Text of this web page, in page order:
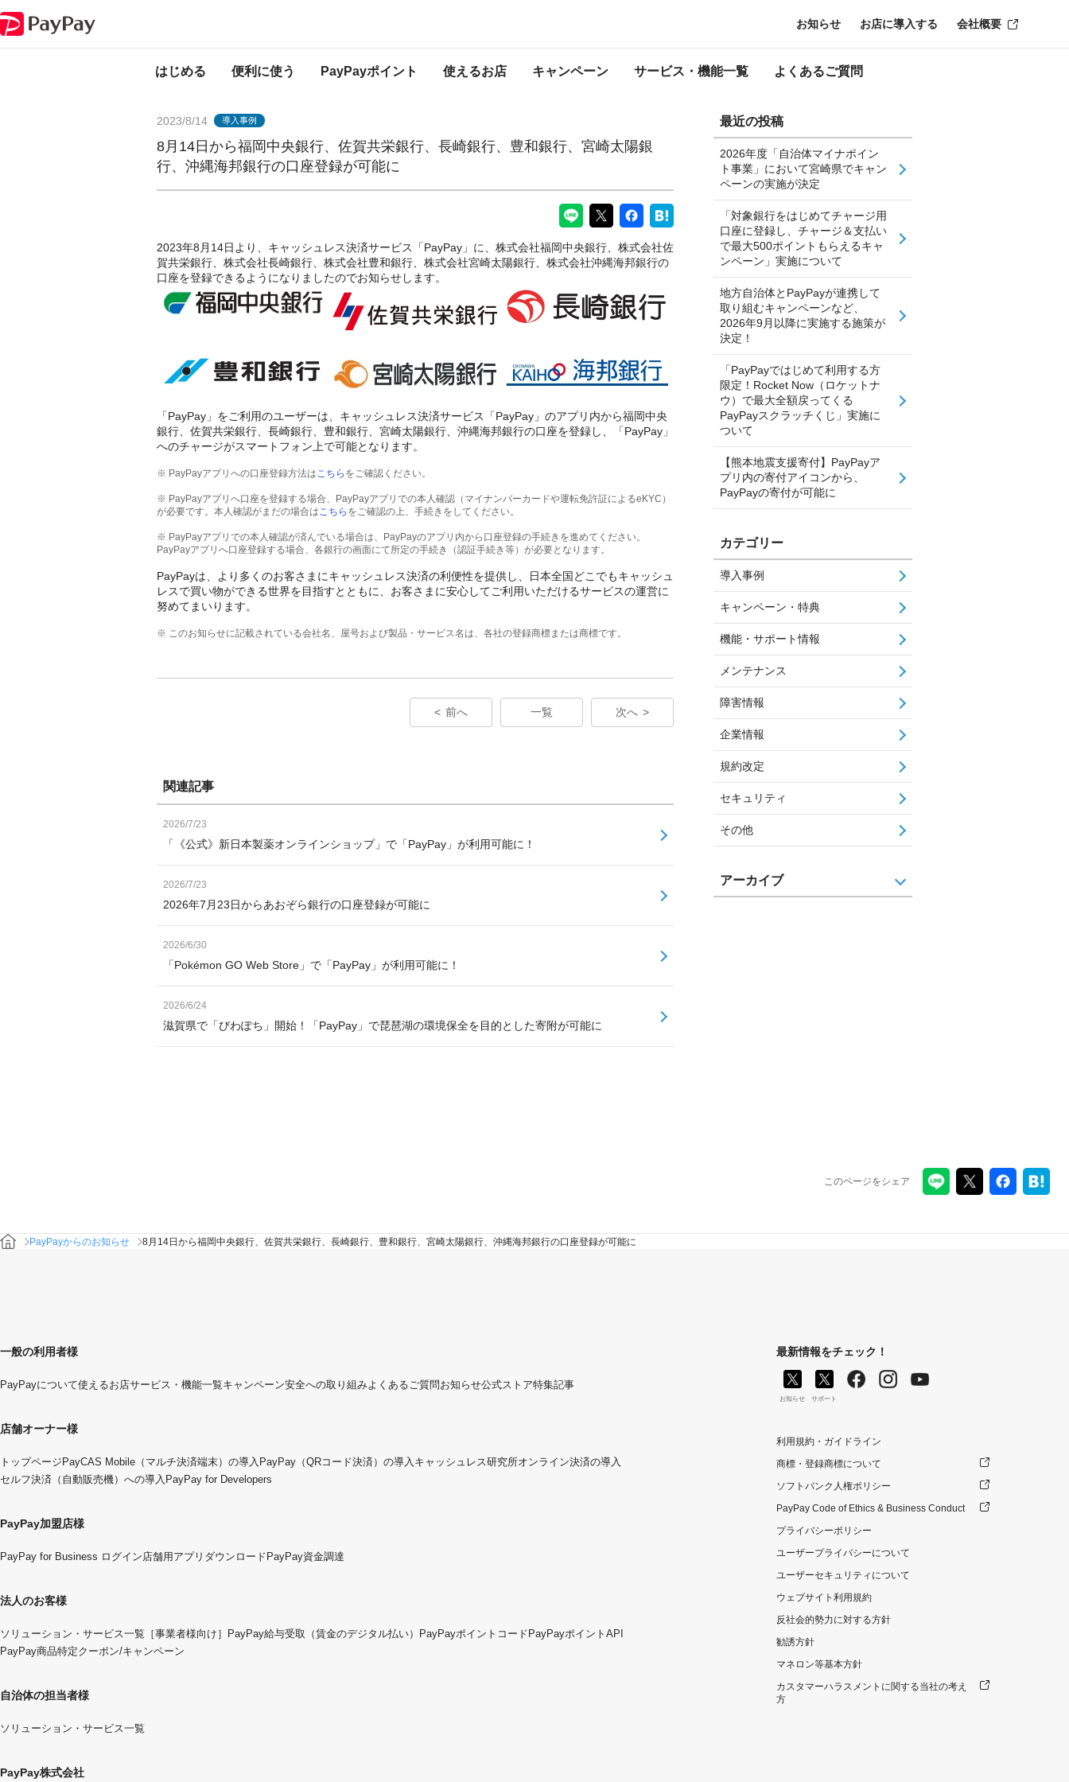
はじめる 便利に使う PayPayポイント 使えるお店 キャンペーン サービス・機能一覧 よくあるご質問
お知らせ お店に導入する 会社概要
PayPayからのお知らせ
2023/8/14 導入事例
8月14日から福岡中央銀行、佐賀共栄銀行、長崎銀行、豊和銀行、宮崎太陽銀
行、沖縄海邦銀行の口座登録が可能に
2023年8月14日より、キャッシュレス決済サービス「PayPay」に、株式会社福岡中央銀行、株式会社佐
賀共栄銀行、株式会社長崎銀行、株式会社豊和銀行、株式会社宮崎太陽銀行、株式会社沖縄海邦銀行の
口座を登録できるようになりましたのでお知らせします。
「PayPay」をご利用のユーザーは、キャッシュレス決済サービス「PayPay」のアプリ内から福岡中央
銀行、佐賀共栄銀行、長崎銀行、豊和銀行、宮崎太陽銀行、沖縄海邦銀行の口座を登録し、「PayPay」
へのチャージがスマートフォン上で可能となります。
※ PayPayアプリへの口座登録方法はこちら をご確認ください。
※ PayPayアプリへ口座を登録する場合、PayPayアプリでの本人確認（マイナンバーカードや運転免許証によるeKYC）
が必要です。本人確認がまだの場合はこちら をご確認の上、手続きをしてください。
※ PayPayアプリでの本人確認が済んでいる場合は、PayPayのアプリ内から口座登録の手続きを進めてください。
PayPayアプリへ口座登録する場合、各銀行の画面にて所定の手続き（認証手続き等）が必要となります。
PayPayは、より多くのお客さまにキャッシュレス決済の利便性を提供し、日本全国どこでもキャッシュ
レスで買い物ができる世界を目指すとともに、お客さまに安心してご利用いただけるサービスの運営に
努めてまいります。
※ このお知らせに記載されている会社名、屋号および製品・サービス名は、各社の登録商標または商標です。
前へ 一覧 次へ
関連記事
2026/7/23
「《公式》新日本製薬オンラインショップ」で「PayPay」が利用可能に！
2026/7/23
2026年7月23日からあおぞら銀行の口座登録が可能に
2026/6/30
「Pokémon GO Web Store」で「PayPay」が利用可能に！
2026/6/24
滋賀県で「びわぽち」開始！「PayPay」で琵琶湖の環境保全を目的とした寄附が可能に
最近の投稿
2026年度「自治体マイナポイン
ト事業」において宮崎県でキャン
ペーンの実施が決定
「対象銀行をはじめてチャージ用
口座に登録し、チャージ＆支払い
で最大500ポイントもらえるキャ
ンペーン」実施について
地方自治体とPayPayが連携して
取り組むキャンペーンなど、
2026年9月以降に実施する施策が
決定！
「PayPayではじめて利用する方
限定！Rocket Now（ロケットナ
ウ）で最大全額戻ってくる
PayPayスクラッチくじ」実施に
ついて
【熊本地震支援寄付】PayPayア
プリ内の寄付アイコンから、
PayPayの寄付が可能に
カテゴリー
導入事例
キャンペーン・特典
機能・サポート情報
メンテナンス
障害情報
企業情報
規約改定
セキュリティ
その他
アーカイブ
このページをシェア
PayPayからのお知らせ 8月14日から福岡中央銀行、佐賀共栄銀行、長崎銀行、豊和銀行、宮崎太陽銀行、沖縄海邦銀行の口座登録が可能に
一般の利用者様
PayPayについて使えるお店サービス・機能一覧キャンペーン安全への取り組みよくあるご質問お知らせ公式ストア特集記事
店舗オーナー様
トップページ PayCAS Mobile（マルチ決済端末）の導入 PayPay（QRコード決済）の導入 キャッシュレス研究所オンライン決済の導入
セルフ決済（自動販売機）への導入 PayPay for Developers
PayPay加盟店様
PayPay for Business ログイン店舗用アプリダウンロード PayPay資金調達
法人のお客様
ソリューション・サービス一覧 ［事業者様向け］PayPay給与受取（賃金のデジタル払い） PayPayポイントコード PayPayポイントAPI
PayPay商品特定クーポン/キャンペーン
自治体の担当者様
ソリューション・サービス一覧
PayPay株式会社
最新情報をチェック！
お知らせ サポート
利用規約・ガイドライン
商標・登録商標について
ソフトバンク人権ポリシー
PayPay Code of Ethics & Business Conduct
プライバシーポリシー
ユーザープライバシーについて
ユーザーセキュリティについて
ウェブサイト利用規約
反社会的勢力に対する方針
勧誘方針
マネロン等基本方針
カスタマーハラスメントに関する当社の考え
方